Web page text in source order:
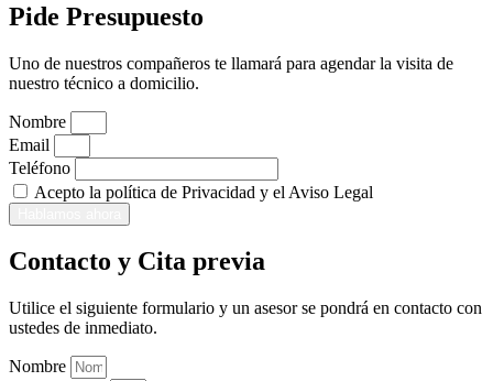
Pide Presupuesto
Uno de nuestros compañeros te llamará para agendar la visita de
nuestro técnico a domicilio.
Nombre
Email
Teléfono
Acepto la política de Privacidad y el Aviso Legal
Contacto y Cita previa
Utilice el siguiente formulario y un asesor se pondrá en contacto con
ustedes de inmediato.
Nombre